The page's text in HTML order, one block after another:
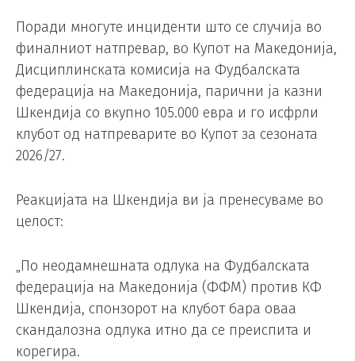
Поради многуте инциденти што се случија во
финалниот натпревар, во Купот на Македонија,
Дисциплинската комисија на Фудбалската
федерација на Македонија, парични ја казни
Шкендија со вкупно 105.000 евра и го исфрли
клубот од натпреварите во Купот за сезоната
2026/27.
Реакцијата на Шкендија ви ја пренесуваме во
целост:
„По неодамнешната одлука на Фудбалската
федерација на Македонија (ФФМ) против КФ
Шкендија, спонзорот на клубот бара оваа
скандалозна одлука итно да се преиспита и
корегира.